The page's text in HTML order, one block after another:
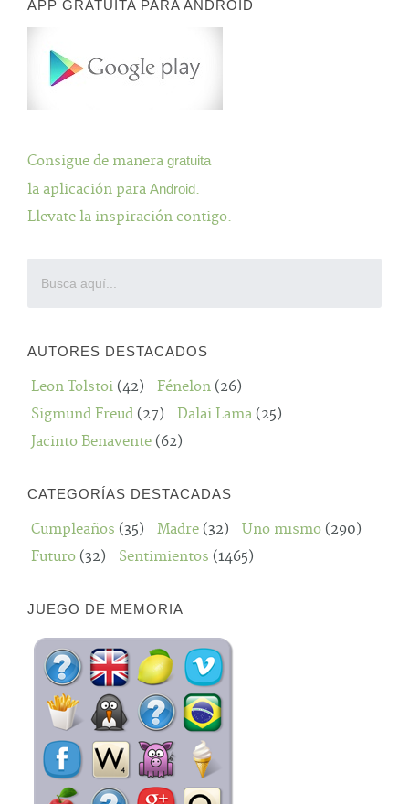
APP GRATUITA PARA ANDROID
Consigue de manera gratuita
la aplicación para Android.
Llevate la inspiración contigo.
AUTORES DESTACADOS
Leon Tolstoi (42) Fénelon (26)
Sigmund Freud (27) Dalai Lama (25)
Jacinto Benavente (62)
CATEGORÍAS DESTACADAS
Cumpleaños (35) Madre (32) Uno mismo (290)
Futuro (32) Sentimientos (1465)
JUEGO DE MEMORIA